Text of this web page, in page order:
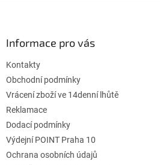
Informace pro vás
Kontakty
Obchodní podmínky
Vrácení zboží ve 14denní lhůtě
Reklamace
Dodací podmínky
Výdejní POINT Praha 10
Ochrana osobních údajů